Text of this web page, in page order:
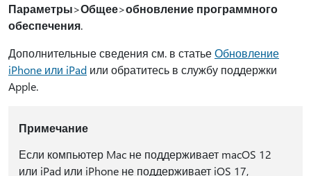
Параметры>Общее>обновление программного
обеспечения.
Дополнительные сведения см. в статьеОбновление
iPhone или iPad или обратитесь в службу поддержки
Apple.
Примечание
Если компьютер Mac не поддерживает macOS 12
или iPad или iPhone не поддерживает iOS 17,